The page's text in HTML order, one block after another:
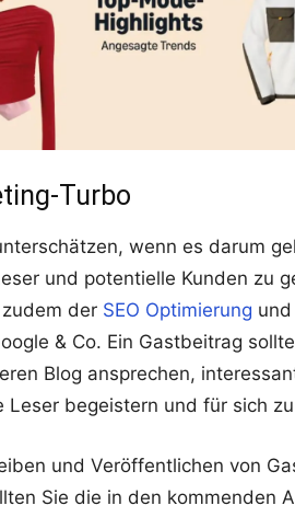
Turbo
wenn es darum
und potentielle Kunden zu
der SEO Optimierung
& Co. Ein Gastbeitrag
Blog ansprechen,
Leser begeistern und für sich
und Veröffentlichen von
Sie die in den kommenden